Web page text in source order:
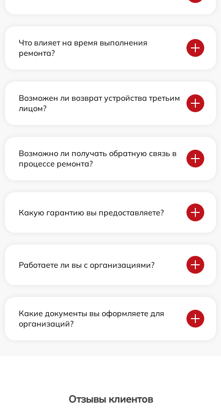
Что влияет на время выполнения
ремонта?
Возможен ли возврат устройства третьим
лицом?
Возможно ли получать обратную связь в
процессе ремонта?
Какую гарантию вы предоставляете?
Работаете ли вы с организациями?
Какие документы вы оформляете для
организаций?
Отзывы клиентов